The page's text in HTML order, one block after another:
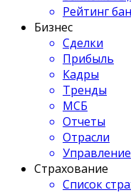
Рейтинг
Бизнес
Сделки
Прибыль
Кадры
Тренды
МСБ
Отчеты
Отрасли
Управление
Страхование
Список